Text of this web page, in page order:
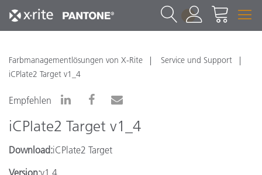
1
Farbmanagementlösungen von X-Rite
Service und Support
iCPlate2 Target v1_4
Empfehlen
iCPlate2 Target v1_4
Download:iCPlate2 Target
Version:v1.4